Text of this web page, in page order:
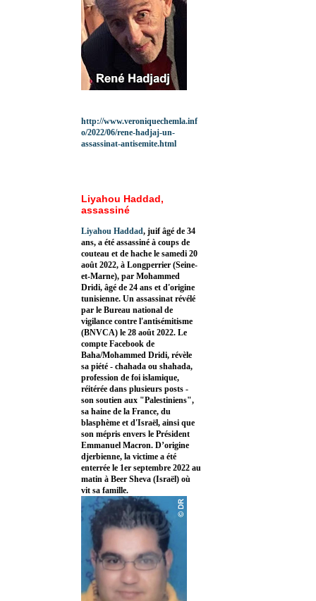
http://www.veroniquechemla.inf
o/2022/06/rene-hadjaj-un-
assassinat-antisemite.html
Liyahou Haddad,
assassiné
Liyahou Haddad, juif âgé de 34
ans, a été assassiné à coups de
couteau et de hache le samedi 20
août 2022, à Longperrier (Seine-
et-Marne), par Mohammed
Dridi, âgé de 24 ans et d'origine
tunisienne. Un assassinat révélé
par le Bureau national de
vigilance contre l'antisémitisme
(BNVCA) le 28 août 2022. Le
compte Facebook de
Baha/Mohammed Dridi, révèle
sa piété - chahada ou shahada,
profession de foi islamique,
réitérée dans plusieurs posts -
son soutien aux "Palestiniens",
sa haine de la France, du
blasphème et d'Israël, ainsi que
son mépris envers le Président
Emmanuel Macron. D’origine
djerbienne, la victime a été
enterrée le 1er septembre 2022 au
matin à Beer Sheva (Israël) où
vit sa famille.